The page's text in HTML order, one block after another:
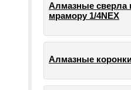
Алмазные сверла
мрамору 1/4NEX
Алмазные